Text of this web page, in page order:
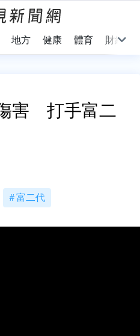
地方 健康 體育 財經
害 打手富二
富二代